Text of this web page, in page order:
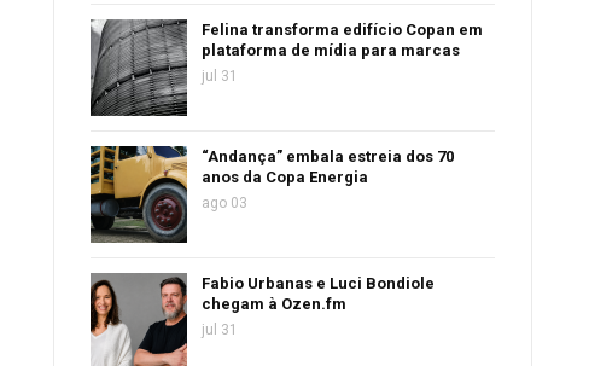
Felina transforma edifício Copan em
plataforma de mídia para marcas
jul 31
“Andança” embala estreia dos 70
anos da Copa Energia
ago 03
Fabio Urbanas e Luci Bondiole
chegam à Ozen.fm
jul 31